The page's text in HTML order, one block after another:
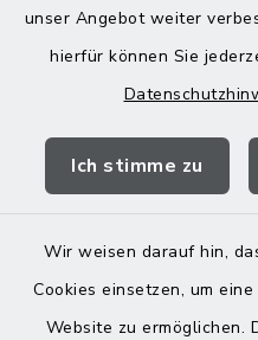
unser Angebot weiter
hierfür können Sie
Ich stimme zu
Wir weisen darauf hin,
Cookies einsetzen, um
Website zu ermöglichen.
Landratsamt Mühldorf